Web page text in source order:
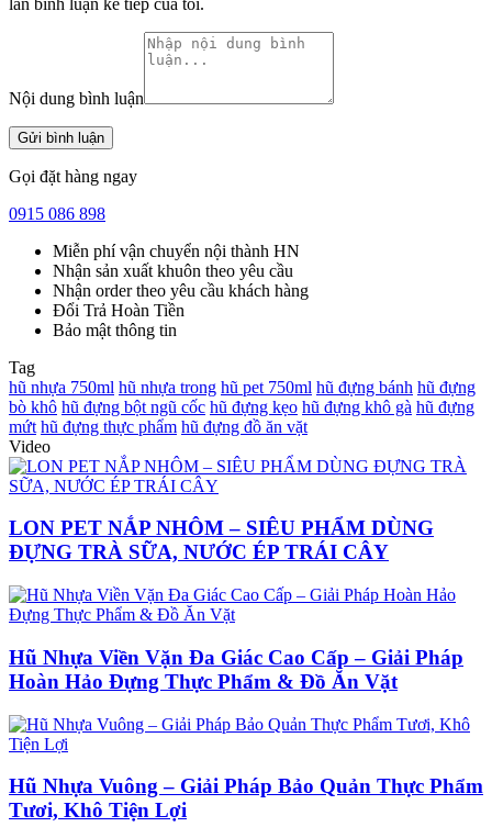
Nội dung bình luận
Gọi đặt hàng ngay
0915 086 898
Miễn phí vận chuyển nội thành HN
Nhận sản xuất khuôn theo yêu cầu
Nhận order theo yêu cầu khách hàng
Đổi Trả Hoàn Tiền
Bảo mật thông tin
Tag
hũ nhựa 750ml hũ nhựa trong hũ pet 750ml hũ đựng bánh hũ đựng
bò khô hũ đựng bột ngũ cốc hũ đựng kẹo hũ đựng khô gà hũ đựng
mứt hũ đựng thực phẩm hũ đựng đồ ăn vặt
Video
LON PET NẮP NHÔM – SIÊU PHẨM DÙNG
ĐỰNG TRÀ SỮA, NƯỚC ÉP TRÁI CÂY
Hũ Nhựa Viền Vặn Đa Giác Cao Cấp – Giải Pháp
Hoàn Hảo Đựng Thực Phẩm & Đồ Ăn Vặt
Hũ Nhựa Vuông – Giải Pháp Bảo Quản Thực Phẩm
Tươi, Khô Tiện Lợi